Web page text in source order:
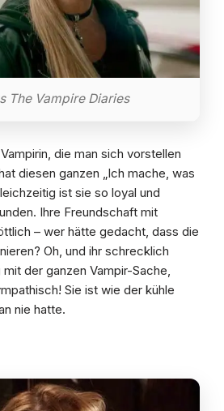
The Vampire Diaries
die man sich vorstellen
diesen ganzen „Ich mache, was
ist sie so loyal und
Ihre Freundschaft mit
– wer hätte gedacht, dass die
Oh, und ihr schrecklich
der ganzen Vampir-Sache,
Sie ist wie der kühle
nie hatte.